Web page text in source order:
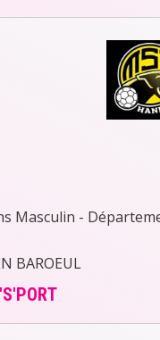
Masculin -
BAROEUL